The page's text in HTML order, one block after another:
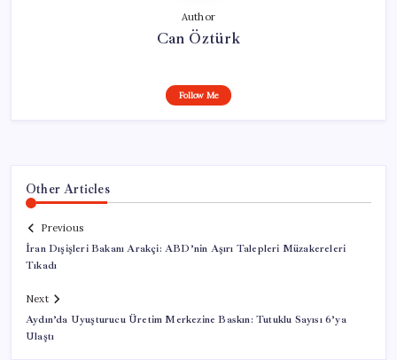
Author
Can Öztürk
Follow Me
Other Articles
Previous
İran Dışişleri Bakanı Arakçi: ABD’nin Aşırı Talepleri Müzakereleri
Tıkadı
Next
Aydın’da Uyuşturucu Üretim Merkezine Baskın: Tutuklu Sayısı 6’ya
Ulaştı